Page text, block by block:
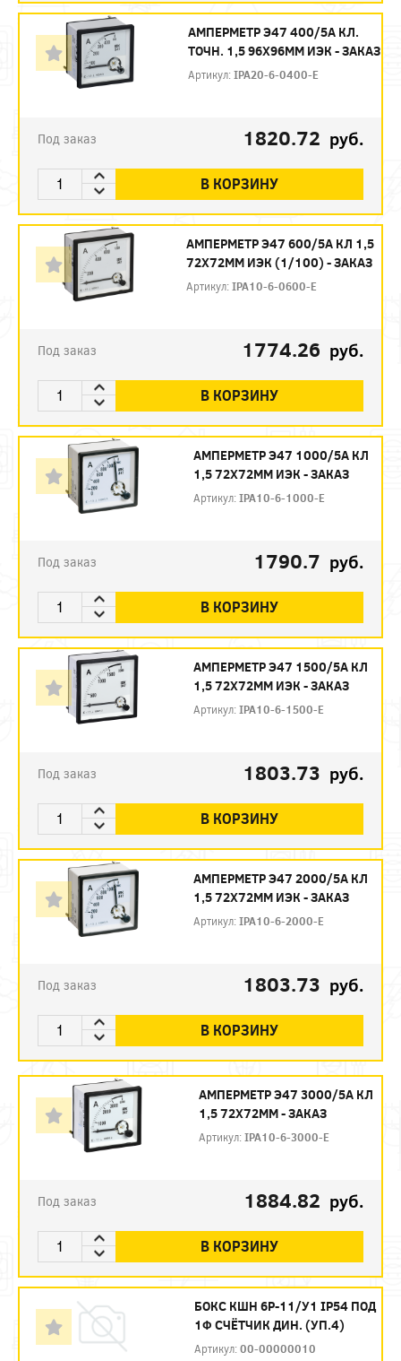
АМПЕРМЕТР Э47 400/5А КЛ.
ТОЧН. 1,5 96Х96ММ ИЭК - ЗАКАЗ
Артикул:IPA20-6-0400-E
Под заказ 1820.72 руб.
В КОРЗИНУ
АМПЕРМЕТР Э47 600/5А КЛ 1,5
72Х72ММ ИЭК (1/100) - ЗАКАЗ
Артикул:IPA10-6-0600-E
Под заказ 1774.26 руб.
В КОРЗИНУ
АМПЕРМЕТР Э47 1000/5А КЛ
1,5 72Х72ММ ИЭК - ЗАКАЗ
Артикул:IPA10-6-1000-E
Под заказ 1790.7 руб.
В КОРЗИНУ
АМПЕРМЕТР Э47 1500/5А КЛ
1,5 72Х72ММ ИЭК - ЗАКАЗ
Артикул:IPA10-6-1500-E
Под заказ 1803.73 руб.
В КОРЗИНУ
АМПЕРМЕТР Э47 2000/5А КЛ
1,5 72Х72ММ ИЭК - ЗАКАЗ
Артикул:IPA10-6-2000-E
Под заказ 1803.73 руб.
В КОРЗИНУ
АМПЕРМЕТР Э47 3000/5А КЛ
1,5 72Х72ММ - ЗАКАЗ
Артикул:IPA10-6-3000-E
Под заказ 1884.82 руб.
В КОРЗИНУ
БОКС КШН 6Р-11/У1 IP54 ПОД
1Ф СЧЁТЧИК ДИН. (УП.4)
Артикул:00-00000010